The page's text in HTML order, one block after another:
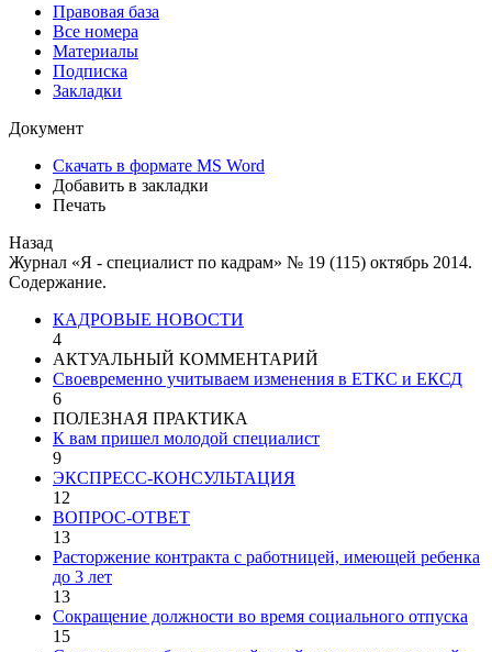
Правовая база
Все номера
Материалы
Подписка
Закладки
Документ
Скачать в формате MS Word
Добавить в закладки
Печать
Назад
Журнал «Я - специалист по кадрам» № 19 (115) октябрь 2014.
Содержание.
КАДРОВЫЕ НОВОСТИ
4
АКТУАЛЬНЫЙ КОММЕНТАРИЙ
Своевременно учитываем изменения в ЕТКС и ЕКСД
6
ПОЛЕЗНАЯ ПРАКТИКА
К вам пришел молодой специалист
9
ЭКСПРЕСС-КОНСУЛЬТАЦИЯ
12
ВОПРОС-ОТВЕТ
13
Расторжение контракта с работницей, имеющей ребенка
до 3 лет
13
Сокращение должности во время социального отпуска
15